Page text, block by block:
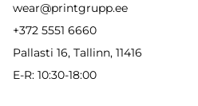
wear@printgrupp.ee
+372 5551 6660
Pallasti 16, Tallinn, 11416
E-R: 10:30-18:00